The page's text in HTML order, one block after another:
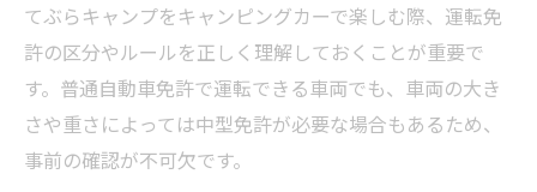
てぶらキャンプをキャンピングカーで楽しむ際、運転免
許の区分やルールを正しく理解しておくことが重要で
す。普通自動車免許で運転できる車両でも、車両の大き
さや重さによっては中型免許が必要な場合もあるため、
事前の確認が不可欠です。